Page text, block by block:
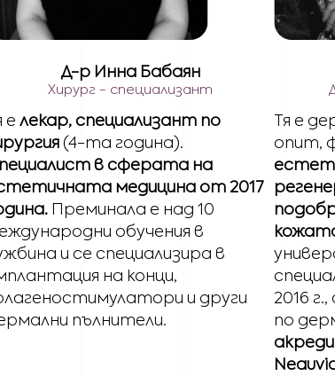
Д-р Инна Бабаян
Хирург - специализант
е лекар, специализант по
(4-та година).
в сферата на
медицина от 2017
Преминала е над 10
обучения в
и се специализира в
на конци,
и други
пълнители.
Тя е
опит,
2016
по